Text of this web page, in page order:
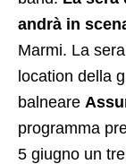
andrà in
Marmi. La
location della
balneare
programma
5 giugno un